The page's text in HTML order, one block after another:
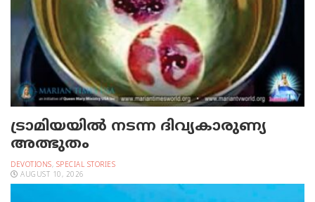
ട്രാമിയയില്‍ നടന്ന ദിവ്യകാരുണ്യ
അത്ഭുതം
DEVOTIONS, SPECIAL STORIES
AUGUST 10, 2026